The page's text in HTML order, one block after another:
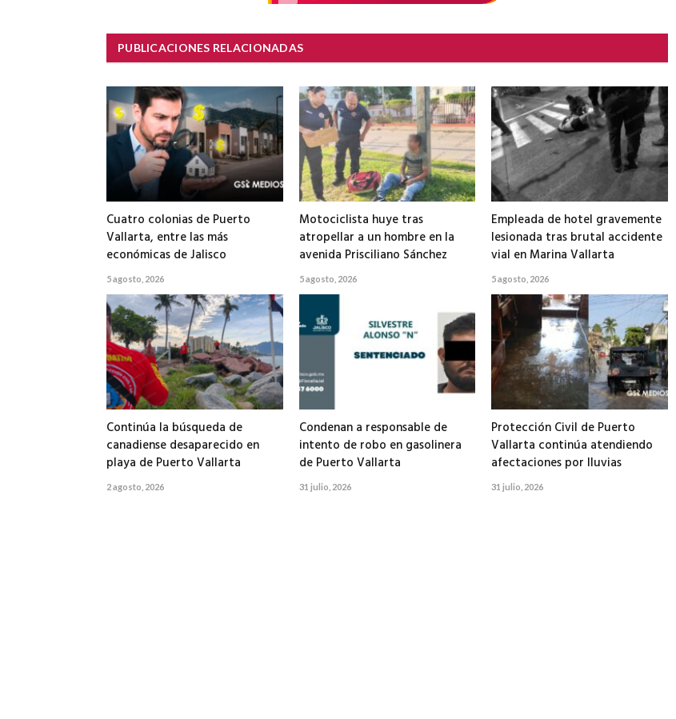
PUBLICACIONES RELACIONADAS
Cuatro colonias de Puerto
Vallarta, entre las más
económicas de Jalisco
5 agosto, 2026
Motociclista huye tras
atropellar a un hombre en la
avenida Prisciliano Sánchez
5 agosto, 2026
Empleada de hotel gravemente
lesionada tras brutal accidente
vial en Marina Vallarta
5 agosto, 2026
Continúa la búsqueda de
canadiense desaparecido en
playa de Puerto Vallarta
2 agosto, 2026
Condenan a responsable de
intento de robo en gasolinera
de Puerto Vallarta
31 julio, 2026
Protección Civil de Puerto
Vallarta continúa atendiendo
afectaciones por lluvias
31 julio, 2026